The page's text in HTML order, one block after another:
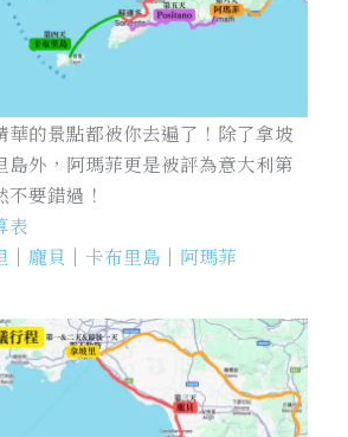
華的景點都被你去遍了！除了拿坡
島外，阿瑪菲更是被評為意大利第
要錯過！
表
｜ 龐貝 ｜ 卡布里島 ｜ 阿瑪菲